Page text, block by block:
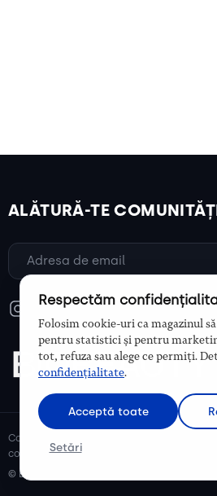
ALĂTURĂ-TE
Cosmetice bio și naturale, ulei de argan,
cosmetice naturale pentru mămici și
© Biobeauty 2026. Toate drepturile
Respectăm
Folosim cookie-uri ca magazinul
pentru statistici și pentru
tot, refuza sau alege ce permiți.
confidențialitate.
Acceptă toate
Setări